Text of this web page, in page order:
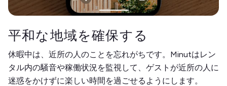
平和な地域を確保する
休暇中は、近所の人のことを忘れがちです。Minutはレン
タル内の騒音や稼働状況を監視して、ゲストが近所の人に
迷惑をかけずに楽しい時間を過ごせるようにします。